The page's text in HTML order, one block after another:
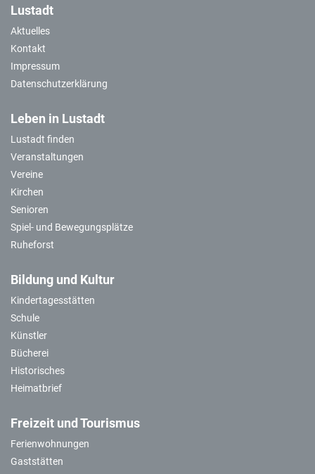
Lustadt
Aktuelles
Kontakt
Impressum
Datenschutzerklärung
Leben in Lustadt
Lustadt finden
Veranstaltungen
Vereine
Kirchen
Senioren
Spiel- und Bewegungsplätze
Ruheforst
Bildung und Kultur
Kindertagesstätten
Schule
Künstler
Bücherei
Historisches
Heimatbrief
Freizeit und Tourismus
Ferienwohnungen
Gaststätten